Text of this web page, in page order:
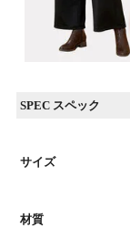
SPEC スペック
サイズ
材質